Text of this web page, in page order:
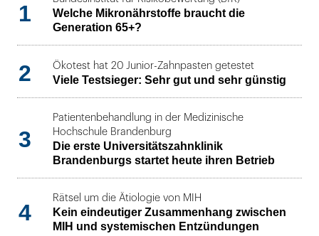
1
Welche Mikronährstoffe braucht die
Generation 65+?
2 Ökotest hat 20 Junior-Zahnpasten getestet
Viele Testsieger: Sehr gut und sehr günstig
3
Patientenbehandlung in der Medizinische
Hochschule Brandenburg
Die erste Universitätszahnklinik
Brandenburgs startet heute ihren Betrieb
4
Rätsel um die Ätiologie von MIH
Kein eindeutiger Zusammenhang zwischen
MIH und systemischen Entzündungen